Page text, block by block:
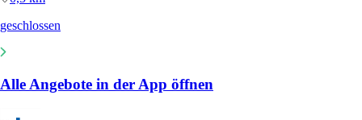
geschlossen
Alle Angebote in der App öffnen